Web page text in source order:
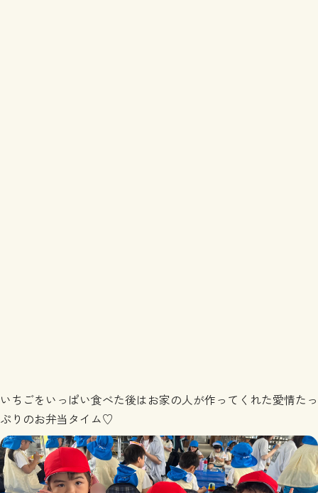
いちごをいっぱい食べた後はお家の人が作ってくれた愛情たっ
ぷりのお弁当タイム♡